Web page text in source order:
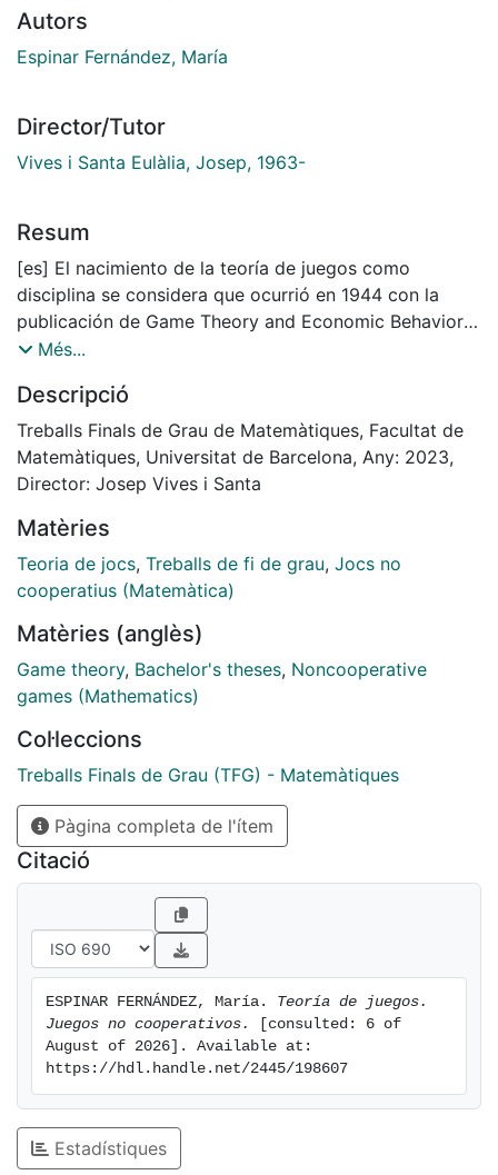
Autors
Espinar Fernández, María
Director/Tutor
Vives i Santa Eulàlia, Josep, 1963-
Resum
[es] El nacimiento de la teoría de juegos como
disciplina se considera que ocurrió en 1944 con la
publicación de Game Theory and Economic Behavior
de Von Neumann y Morgenstern, aunque existen
(1921) y del propio Von Neumann (1928), en los que ya
se anticipaba parte de las bases de la Teoría de
Juegos.
Von Neumann y Morgensten establecen las pautas de
clásica, proporcionando una solución para juegos de
suma cero (los jugadores ganan lo que los otros
pierden) y estableciendo los fundamentos para el
Alrededor de los años cincuenta, Nash aporta algunos
de los conceptos más importantes, como el equilibrio
de Nash, para un abanico más amplio de juegos (no
Més...
Descripció
Treballs Finals de Grau de Matemàtiques, Facultat de
Matemàtiques, Universitat de Barcelona, Any: 2023,
Director: Josep Vives i Santa
Matèries
Teoria de jocs, Treballs de fi de grau, Jocs no
cooperatius (Matemàtica)
Matèries (anglès)
Game theory, Bachelor's theses, Noncooperative
games (Mathematics)
Col·leccions
Treballs Finals de Grau (TFG) - Matemàtiques
Pàgina completa de l'ítem
Citació
ESPINAR FERNÁNDEZ, María. Teoría de juegos.
Juegos no cooperativos.
[consulted: 6 of
August of 2026]. Available at:
https://hdl.handle.net/2445/198607
Estadístiques